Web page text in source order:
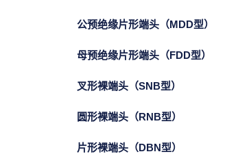
公预绝缘片形端头（MDD型）
母预绝缘片形端头（FDD型）
叉形裸端头（SNB型）
圆形裸端头（RNB型）
片形裸端头（DBN型）